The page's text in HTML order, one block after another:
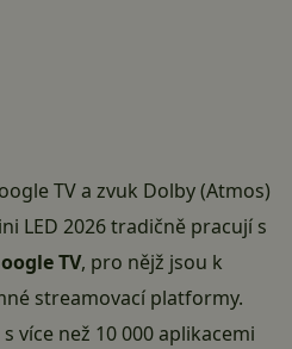
TV a zvuk Dolby (Atmos)
LED 2026 tradičně pracují s
TV, pro nějž jsou k
streamovací platformy.
více než 10 000 aplikacemi